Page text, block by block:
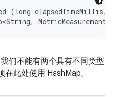
(long elapsedTimeMillis,
们不能有两个具有不同类型
此处使用 HashMap。